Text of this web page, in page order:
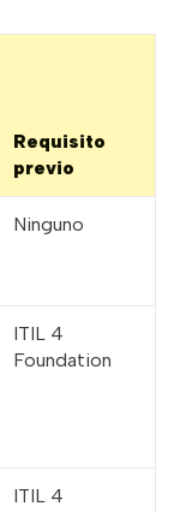
Requisito
previo
Ninguno
ITIL 4
Foundation
ITIL 4